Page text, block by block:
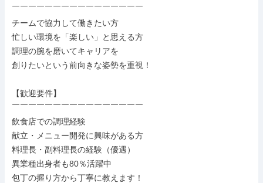
￣￣￣￣￣￣￣￣￣￣￣￣￣￣￣￣
チームで協力して働きたい方
忙しい環境を「楽しい」と思える方
調理の腕を磨いてキャリアを
創りたいという前向きな姿勢を重視！
【歓迎要件】
￣￣￣￣￣￣￣￣￣￣￣￣￣￣￣￣
飲食店での調理経験
献立・メニュー開発に興味がある方
料理長・副料理長の経験（優遇）
異業種出身者も80％活躍中
包丁の握り方から丁寧に教えます！